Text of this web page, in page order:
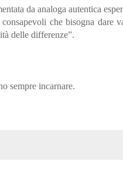
da analoga autentica
che bisogna dare
delle differenze”.
sempre incarnare.